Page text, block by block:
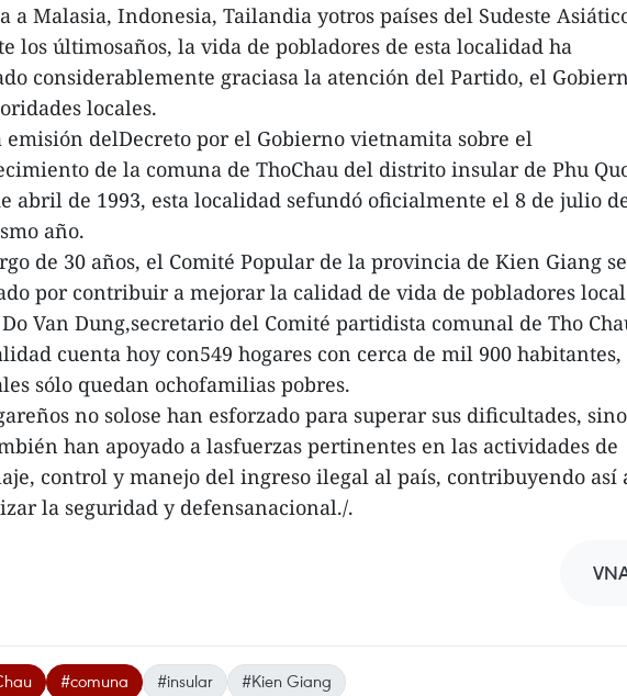
a Malasia, Indonesia, Tailandia yotros países del Sudeste
los últimosaños, la vida de pobladores de esta localidad ha
considerablemente graciasa la atención del Partido, el
locales.
emisión delDecreto por el Gobierno vietnamita sobre el
de la comuna de ThoChau del distrito insular de Phu
abril de 1993, esta localidad sefundó oficialmente el 8 de julio
año.
de 30 años, el Comité Popular de la provincia de Kien Giang
por contribuir a mejorar la calidad de vida de pobladores
Van Dung,secretario del Comité partidista comunal de Tho
cuenta hoy con549 hogares con cerca de mil 900 habitantes,
sólo quedan ochofamilias pobres.
no solose han esforzado para superar sus dificultades, sino
han apoyado a lasfuerzas pertinentes en las actividades de
control y manejo del ingreso ilegal al país, contribuyendo así
la seguridad y defensanacional./.
#comuna #insular #Kien Giang